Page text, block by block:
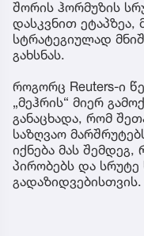
შორის ჰორმუზის
დასკვნით ეტაპზეა,
სტრატეგიულად
გახსნას.
როგორც Reuters-ი
„მეჰრის“ მიერ
განაცხადა, რომ
საზღვაო
იქნება მას შემდეგ,
პირობებს და სრუტე
გადაზიდვებისთვის.